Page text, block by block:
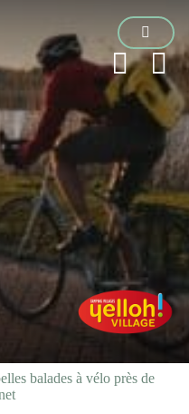
balades à vélo près de